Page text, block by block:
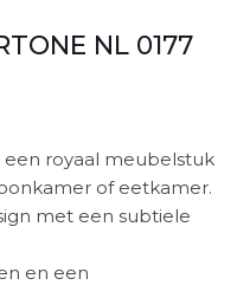
NL 0177
een royaal meubelstuk
of eetkamer.
met een subtiele
en een